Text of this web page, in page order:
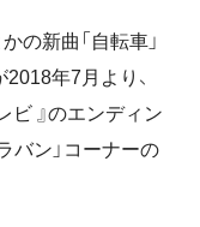
の新曲「自転車」
年7月より、
ビ 』のエンディン
バン」コーナーの